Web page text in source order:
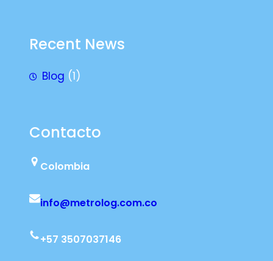
Recent News
Blog (1)
Contacto
Colombia
info@metrolog.com.co
+57 3507037146